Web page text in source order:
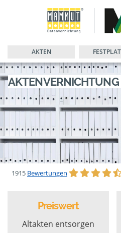
AKTEN
1915 Bewertungen
Preiswert
Altakten entsorgen